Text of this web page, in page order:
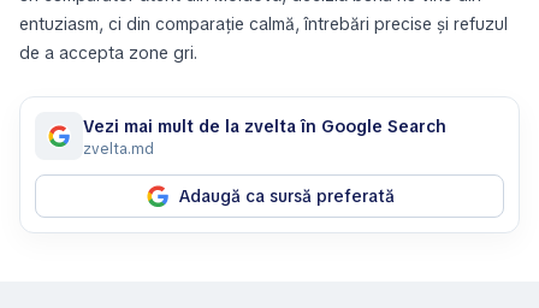
entuziasm, ci din comparație calmă, întrebări precise și refuzul
de a accepta zone gri.
Vezi mai mult de la zvelta în Google Search
zvelta.md
Adaugă ca sursă preferată